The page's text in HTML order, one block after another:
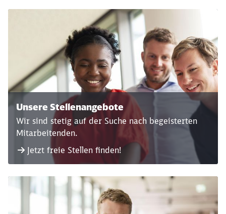
Unsere Stellenangebote
Wir sind stetig auf der Suche nach begeisterten
Mitarbeitenden.
Jetzt freie Stellen finden!